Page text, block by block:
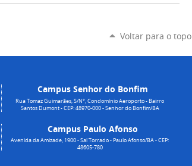
Voltar para o topo
Campus Senhor do Bonfim
Rua Tomaz Guimarães, S/N°, Condomínio Aeroporto - Bairro
Santos Dumont - CEP: 48970-000 - Senhor do Bonfim/BA
Campus Paulo Afonso
Avenida da Amizade, 1900 - Sal Torrado - Paulo Afonso/BA - CEP:
48605-780